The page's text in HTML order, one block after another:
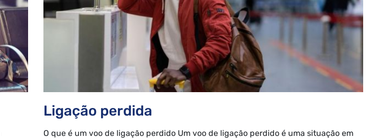
Ligação perdida
O que é um voo de ligação perdido Um voo de ligação perdido é uma situação em